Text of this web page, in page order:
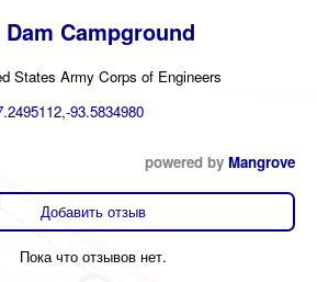
Campground
States Army Corps of Engineers
93.5834980
powered by Mangrove
Добавить отзыв
Пока что отзывов нет.